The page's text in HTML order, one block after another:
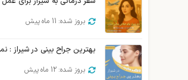
بروز شده: 11 ماه پیش
بروز شده: 12 ماه پیش